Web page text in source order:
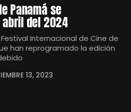
Panamá se
del 2024
Internacional de Cine de
han reprogramado la edición
13, 2023